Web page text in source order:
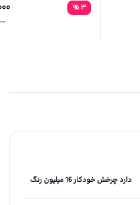
3
%
دارد چرخش خودکار 16 میلیون رنگ